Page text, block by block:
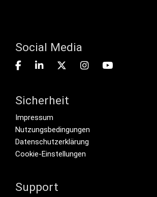
Social Media
Sicherheit
Footer menu
Impressum
Nutzungsbedingungen
Datenschutzerklärung
Cookie-Einstellungen
Support